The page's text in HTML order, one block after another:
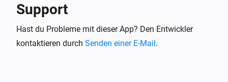
Ausgeschaltet
Support
Hast du Probleme mit dieser App? Den Entwickler
kontaktieren durch Senden einer E-Mail.